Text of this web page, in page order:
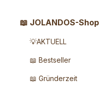
📖 JOLANDOS-Shop
💡AKTUELL
📖 Bestseller
📖 Gründerzeit